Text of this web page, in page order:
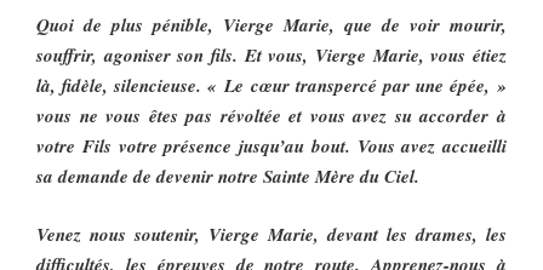
Quoi de plus pénible, Vierge Marie, que de voir mourir,
souffrir, agoniser son fils. Et vous, Vierge Marie, vous étiez
là, fidèle, silencieuse. « Le cœur transpercé par une épée, »
vous ne vous êtes pas révoltée et vous avez su accorder à
votre Fils votre présence jusqu’au bout. Vous avez accueilli
sa demande de devenir notre Sainte Mère du Ciel.
Venez nous soutenir, Vierge Marie, devant les drames, les
difficultés, les épreuves de notre route. Apprenez-nous à